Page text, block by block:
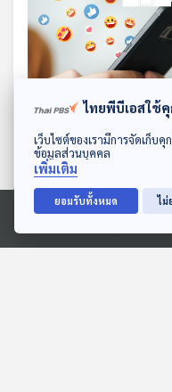
ดาวน์โหลด Thai PBS Podcast
Ⓒ 2020 องค์การกระจายเสียงและแพร่ภาพส
29:26
EP. 963: โรคเสพติดควา
สำเร็จจากโซเชียลมีเดีย
โรงหมอ
ไทยพีบีเอสใช้
เว็บไซต์ของเรามีการจัดเก็บ
ข้อมูลส่วนบุคคล
เพิ่มเติม
ยอมรับทั้งหมด ไ